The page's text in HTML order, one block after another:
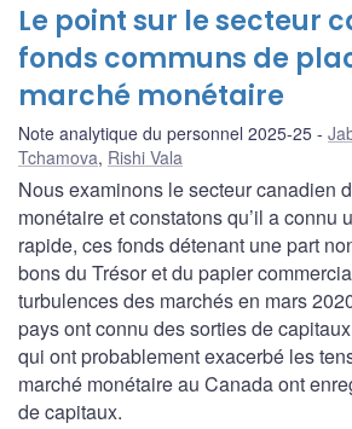
Le point sur le secteur
fonds communs de
marché monétaire
Note analytique du personnel 2025-25
Tchamova, Rishi Vala
Nous examinons le secteur canadien
monétaire et constatons qu’il a connu
rapide, ces fonds détenant une part
bons du Trésor et du papier
turbulences des marchés en mars
pays ont connu des sorties de
qui ont probablement exacerbé les
marché monétaire au Canada ont
de capitaux.